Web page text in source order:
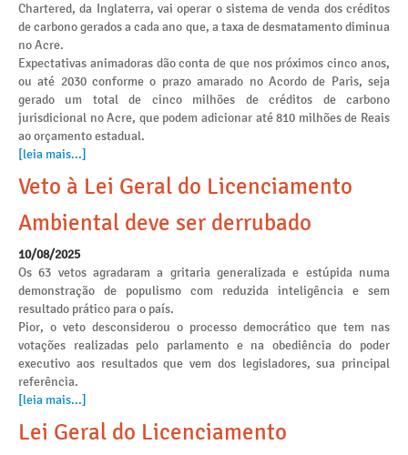
Chartered, da Inglaterra, vai operar o sistema de venda dos créditos
de carbono gerados a cada ano que, a taxa de desmatamento diminua
no Acre.
Expectativas animadoras dão conta de que nos próximos cinco anos,
ou até 2030 conforme o prazo amarado no Acordo de Paris, seja
gerado um total de cinco milhões de créditos de carbono
jurisdicional no Acre, que podem adicionar até 810 milhões de Reais
ao orçamento estadual.
[leia mais...]
Veto à Lei Geral do Licenciamento
Ambiental deve ser derrubado
10/08/2025
Os 63 vetos agradaram a gritaria generalizada e estúpida numa
demonstração de populismo com reduzida inteligência e sem
resultado prático para o país.
Pior, o veto desconsiderou o processo democrático que tem nas
votações realizadas pelo parlamento e na obediência do poder
executivo aos resultados que vem dos legisladores, sua principal
referência.
[leia mais...]
Lei Geral do Licenciamento